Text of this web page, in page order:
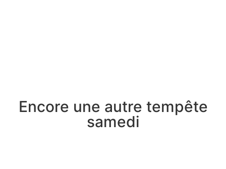
Encore une autre tempête
samedi